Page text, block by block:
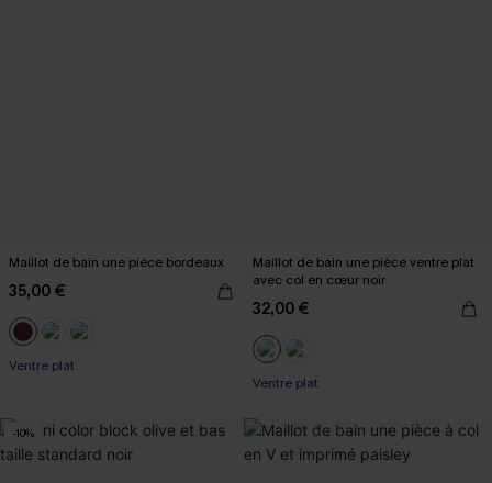
Maillot de bain une pièce bordeaux
35,00 €
Ventre plat
Maillot de bain une pièce ventre plat
avec col en cœur noir
32,00 €
Ventre plat
-10%